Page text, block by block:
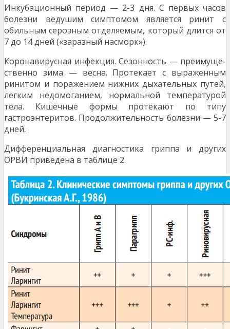
Инкуба­ционный период — 2-3 дня. С первых часов
болезни ведушим симптомом является ринит с
обильным сероз­ным отделяемым, который длится от
7 до 14 дней («зараз­ный насморк»).
Коронавирусная инфекция. Сезонность — преимуще­
ственно зима — весна. Протекает с выраженным
ринитом и поражением нижних дыхательных путей,
легким недомо­ганием, нормальной температурой
тела. Кишечные формы протекают по типу
гастроэнтеритов. Продолжительность болезни — 5-7
дней.
Дифференциальная диагностика гриппа и других
ОРВИ приведена в таблице 2.